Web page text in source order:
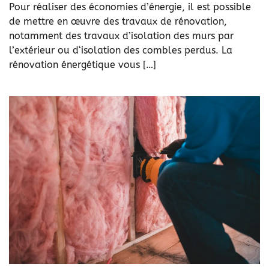
Pour réaliser des économies d’énergie, il est possible
de mettre en œuvre des travaux de rénovation,
notamment des travaux d’isolation des murs par
l’extérieur ou d‘isolation des combles perdus. La
rénovation énergétique vous […]